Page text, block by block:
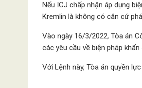
Nếu ICJ chấp nhận áp dụng
Kremlin là không có căn cứ
Vào ngày 16/3/2022, Tòa án
các yêu cầu về biện pháp
Với Lệnh này, Tòa án quyền